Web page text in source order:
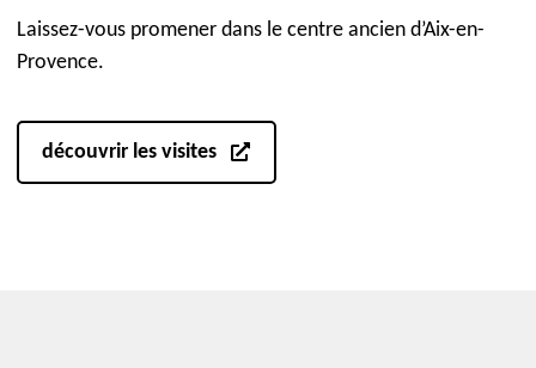
Laissez-vous promener dans le centre ancien d’Aix-en-
Provence.
découvrir les visites